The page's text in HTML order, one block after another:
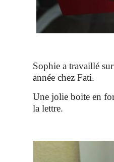
Sophie a travaillé
année chez Fati.
Une jolie boite en
la lettre.